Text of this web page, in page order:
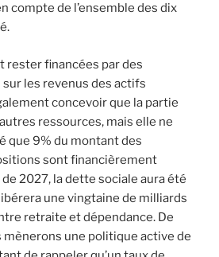
compte de l’ensemble des dix
rester financées par des
les revenus des actifs
concevoir que la partie
ressources, mais elle ne
que 9% du montant des
sont financièrement
2027, la dette sociale aura été
une vingtaine de milliards
retraite et dépendance. De
mènerons une politique active de